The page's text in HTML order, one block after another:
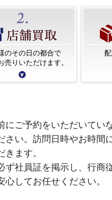
のその日の都合で
売りいただけます。
にご予約をいただいてい
さい。訪問日時やお時間
ます。
ず社員証を掲示し、行商
してお任せください。